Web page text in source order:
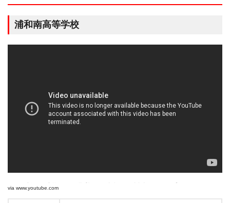
浦和南高等学校
2018年度第97回高校サッカー選手権 埼玉 決勝 昌平×浦和南 ハイライト②
via www.youtube.com